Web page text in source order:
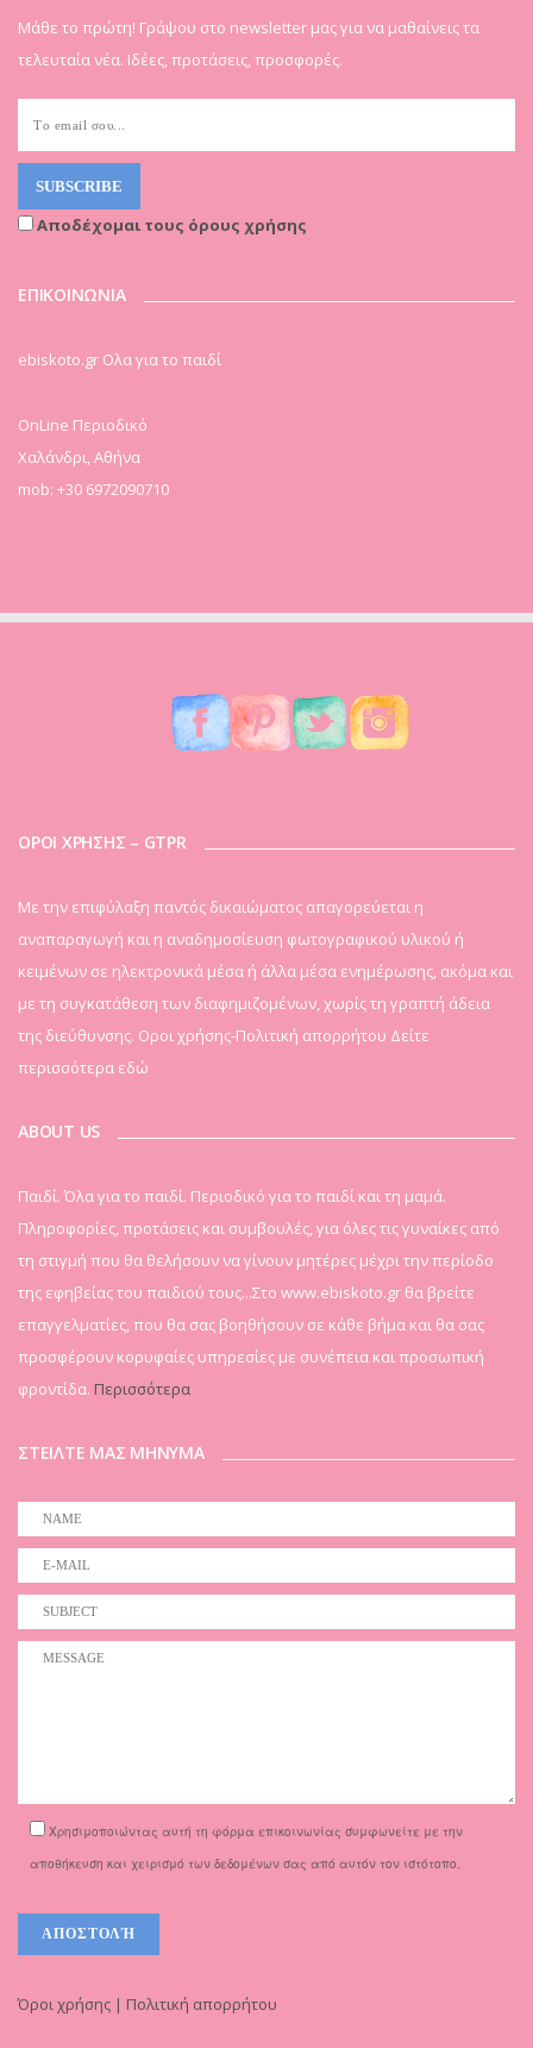
Μάθε το πρώτη! Γράψου στο newsletter μας για να μαθαίνεις τα
τελευταία νέα. Ιδέες, προτάσεις, προσφορές.
Αποδέχομαι τους όρους χρήσης
ΕΠΙΚΟΙΝΩΝΙΑ
ebiskoto.gr Ολα για το παιδί
OnLine Περιοδικό
Χαλάνδρι, Αθήνα
mob: +30 6972090710
ΟΡΟΙ ΧΡΗΣΗΣ – GTPR
Mε την επιφύλαξη παντός δικαιώματος απαγορεύεται η
αναπαραγωγή και η αναδημοσίευση φωτογραφικού υλικού ή
κειμένων σε ηλεκτρονικά μέσα ή άλλα μέσα ενημέρωσης, ακόμα και
με τη συγκατάθεση των διαφημιζομένων, χωρίς τη γραπτή άδεια
της διεύθυνσης. Οροι χρήσης-Πολιτική απορρήτου Δείτε
περισσότερα εδώ
ABOUT US
Παιδί. Όλα για το παιδί. Περιοδικό για το παιδί και τη μαμά.
Πληροφορίες, προτάσεις και συμβουλές, για όλες τις γυναίκες από
τη στιγμή που θα θελήσουν να γίνουν μητέρες μέχρι την περίοδο
της εφηβείας του παιδιού τους...Στο www.ebiskoto.gr θα βρείτε
επαγγελματίες, που θα σας βοηθήσουν σε κάθε βήμα και θα σας
προσφέρουν κορυφαίες υπηρεσίες με συνέπεια και προσωπική
φροντίδα. Περισσότερα
ΣΤΕΙΛΤΕ ΜΑΣ ΜΗΝΥΜΑ
Χρησιμοποιώντας αυτή τη φόρμα επικοινωνίας συμφωνείτε με την
αποθήκευση και χειρισμό των δεδομένων σας από αυτόν τον ιστότοπο.
Όροι χρήσης | Πολιτική απορρήτου